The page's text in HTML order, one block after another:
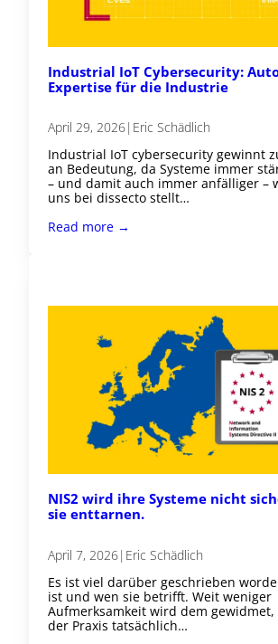
Industrial IoT Cybersecurity:
Expertise für die Industrie
April 29, 2026| Eric Schädlich
Industrial IoT cybersecurity gewinnt
an Bedeutung, da Systeme immer
– und damit auch immer anfälliger –
uns bei dissecto stellt…
Read more →
NIS2 wird ihre Systeme nicht
sie enttarnen.
April 7, 2026| Eric Schädlich
Es ist viel darüber geschrieben
ist und wen sie betrifft. Weit weniger
Aufmerksamkeit wird dem gewidmet,
der Praxis tatsächlich…